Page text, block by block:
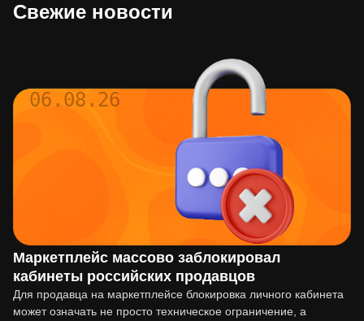
Свежие новости
06.08.26
Маркетплейс массово заблокировал
кабинеты российских продавцов
Для продавца на маркетплейсе блокировка личного кабинета
может означать не просто техническое ограничение, а